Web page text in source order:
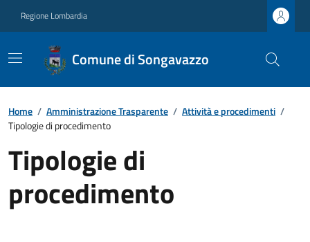
Regione Lombardia
Comune di Songavazzo
Home / Amministrazione Trasparente / Attività e procedimenti /
Tipologie di procedimento
Tipologie di
procedimento